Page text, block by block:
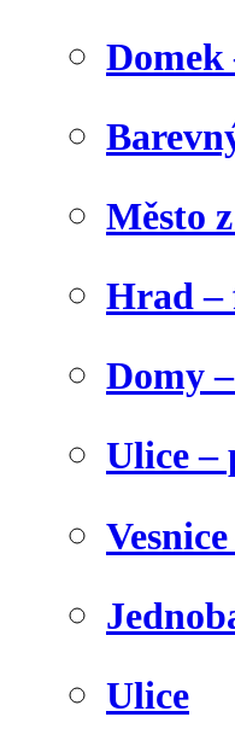
Město
Hrad –
Domy
Ulice –
Ulice